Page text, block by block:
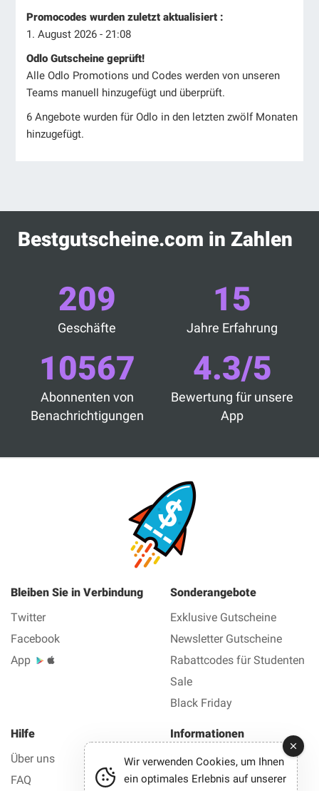
Promocodes wurden zuletzt aktualisiert :
1. August 2026 - 21:08
Odlo Gutscheine geprüft!
Alle Odlo Promotions und Codes werden von unseren
Teams manuell hinzugefügt und überprüft.
6 Angebote wurden für Odlo in den letzten zwölf Monaten
hinzugefügt.
Bestgutscheine.com in Zahlen
209
Geschäfte
15
Jahre Erfahrung
10567
Abonnenten von
Benachrichtigungen
4.3/5
Bewertung für unsere
App
Bleiben Sie in Verbindung
Twitter
Facebook
App
Sonderangebote
Exklusive Gutscheine
Newsletter Gutscheine
Rabattcodes für Studenten
Sale
Black Friday
Hilfe
Über uns
FAQ
Informationen
Impressum
Datenschutz AGB
Wir verwenden Cookies, um Ihnen
ein optimales Erlebnis auf unserer